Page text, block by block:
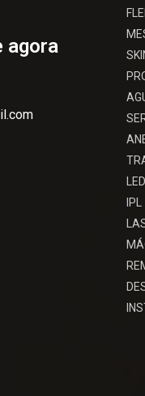
agora
LED
IPL